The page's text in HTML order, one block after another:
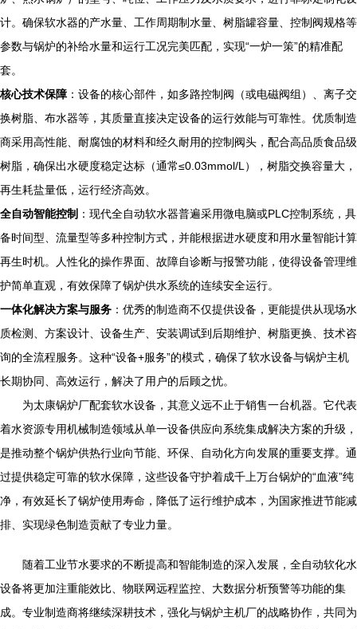
计。确保软水器的产水量、工作周期制水量、树脂罐容量、控制阀规格等
参数与锅炉的补给水量和运行工况完美匹配，实现“一炉一策”的精准配
套。
核心技术保障 ：设备的核心部件，如多路控制阀（或电磁阀组）、离子交
换树脂、布水器等，其质量直接决定设备的运行效能与可靠性。优质制造
商采用高性能、耐腐蚀的材料和经久耐用的控制阀头，配合高品质食品级
树脂，确保出水硬度稳定达标（通常≤0.03mmol/L），树脂交换容量大，
再生耗盐量低，运行经济高效。
全自动智能控制 ：现代全自动软水器普遍采用微电脑或PLC控制系统，具
备时间型、流量型等多种控制方式，并能根据进水硬度和用水量智能计算
再生时机。人性化的操作界面、故障自诊断与报警功能，使得设备管理维
护简单直观，有效保障了锅炉供水系统的连续安全运行。
一体化解决方案与服务 ：优秀的制造商不仅提供设备，更能提供从现场水
质检测、方案设计、设备生产、安装调试到后期维护、树脂更换、技术咨
询的全流程服务。这种“设备+服务”的模式，确保了软水设备与锅炉主机
长期协同、高效运行，解决了用户的后顾之忧。
为太康锅炉厂配套软水设备，其意义远不止于销售一台机器。它代表
着水资源专用机械制造领域从单一设备供应向系统集成解决方案的升级，
是推动整个锅炉供热行业向节能、环保、自动化方向发展的重要支撑。通
过提供稳定可靠的软水保障，这些设备守护着成千上万台锅炉的“血液”纯
净，有效延长了锅炉使用寿命，降低了运行维护成本，为国家推进节能减
排、实现绿色制造贡献了专业力量。
随着工业节水要求的不断提高和智能制造的深入发展，全自动软化水
设备将更加注重能效比、物联网远程监控、大数据分析预警等功能的集
成。专业制造商将继续深耕技术，强化与锅炉主机厂的战略协作，共同为